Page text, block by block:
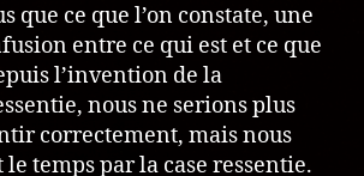
que ce que l’on constate, une
entre ce qui est et ce que
l’invention de la
nous ne serions plus
correctement, mais nous
temps par la case ressentie.